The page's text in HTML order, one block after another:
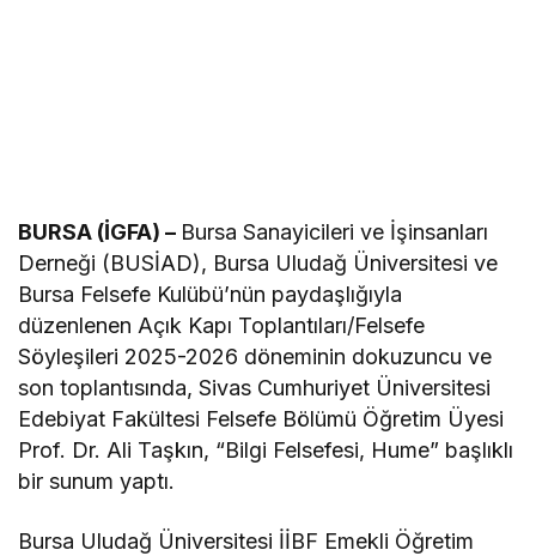
BURSA (İGFA) – Bursa Sanayicileri ve İşinsanları
Derneği (BUSİAD), Bursa Uludağ Üniversitesi ve
Bursa Felsefe Kulübü’nün paydaşlığıyla
düzenlenen Açık Kapı Toplantıları/Felsefe
Söyleşileri 2025-2026 döneminin dokuzuncu ve
son toplantısında, Sivas Cumhuriyet Üniversitesi
Edebiyat Fakültesi Felsefe Bölümü Öğretim Üyesi
Prof. Dr. Ali Taşkın, “Bilgi Felsefesi, Hume” başlıklı
bir sunum yaptı.
Bursa Uludağ Üniversitesi İİBF Emekli Öğretim